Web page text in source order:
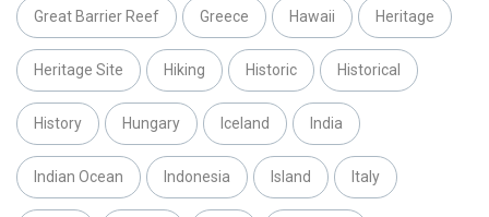
Great Barrier Reef Greece Hawaii Heritage
Heritage Site Hiking Historic Historical
History Hungary Iceland India
Indian Ocean Indonesia Island Italy